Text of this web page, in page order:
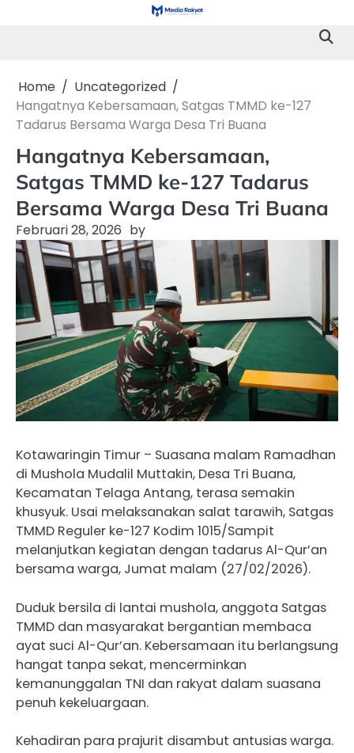
Home
Uncategorized
Hangatnya Kebersamaan, Satgas TMMD ke-127
Tadarus Bersama Warga Desa Tri Buana
Hangatnya Kebersamaan,
Satgas TMMD ke-127 Tadarus
Bersama Warga Desa Tri Buana
Februari 28, 2026 by
Kotawaringin Timur – Suasana malam Ramadhan
di Mushola Mudalil Muttakin, Desa Tri Buana,
Kecamatan Telaga Antang, terasa semakin
khusyuk. Usai melaksanakan salat tarawih, Satgas
TMMD Reguler ke-127 Kodim 1015/Sampit
melanjutkan kegiatan dengan tadarus Al-Qur’an
bersama warga, Jumat malam (27/02/2026).
Duduk bersila di lantai mushola, anggota Satgas
TMMD dan masyarakat bergantian membaca
ayat suci Al-Qur’an. Kebersamaan itu berlangsung
hangat tanpa sekat, mencerminkan
kemanunggalan TNI dan rakyat dalam suasana
penuh kekeluargaan.
Kehadiran para prajurit disambut antusias warga.